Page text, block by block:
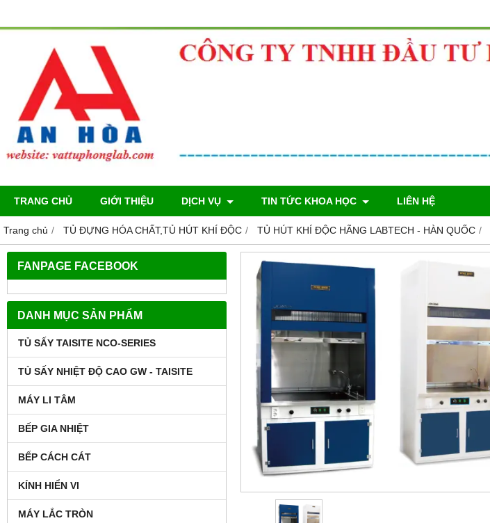
TRANG CHỦ GIỚI THIỆU DỊCH VỤ TIN TỨC KHOA HỌC LIÊN HỆ
Trang chủ TỦ ĐỰNG HÓA CHẤT,TỦ HÚT KHÍ ĐỘC TỦ HÚT KHÍ ĐỘC HÃNG LABTECH - HÀN QUỐC
FANPAGE FACEBOOK
DANH MỤC SẢN PHẨM
TỦ SẤY TAISITE NCO-SERIES
TỦ SẤY NHIỆT ĐỘ CAO GW - TAISITE
MÁY LI TÂM
BẾP GIA NHIỆT
BẾP CÁCH CÁT
KÍNH HIỂN VI
MÁY LẮC TRÒN